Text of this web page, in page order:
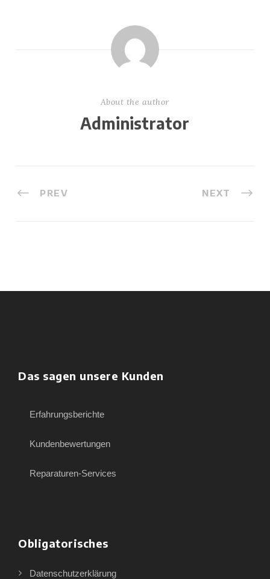
About the author
Administrator
PREV NEXT
Das sagen unsere Kunden
Erfahrungsberichte
Kundenbewertungen
Reparaturen-Services
Obligatorisches
Datenschutzerklärung